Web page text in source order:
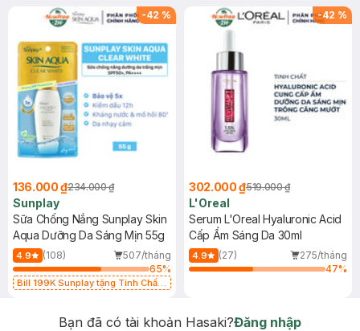
-42 %
136.000 ₫234.000 ₫
Sunplay
Sữa Chống Nắng Sunplay Skin
Aqua Dưỡng Da Sáng Mịn 55g
4.9 (108)
507/tháng
65%
Bill 199K Sunplay tặng Tinh Chất
-42 %
302.000 ₫519.000 ₫
L'Oreal
Serum L'Oreal Hyaluronic Acid
Cấp Ẩm Sáng Da 30ml
4.9 (27)
275/tháng
47%
Bạn đã có tài khoản Hasaki?Đăng nhập